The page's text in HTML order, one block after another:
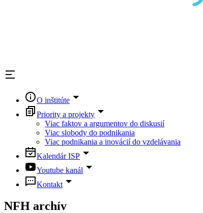
O inštitúte
Priority a projekty
Viac faktov a argumentov do diskusií
Viac slobody do podnikania
Viac podnikania a inovácií do vzdelávania
Kalendár ISP
Youtube kanál
Kontakt
NFH archív